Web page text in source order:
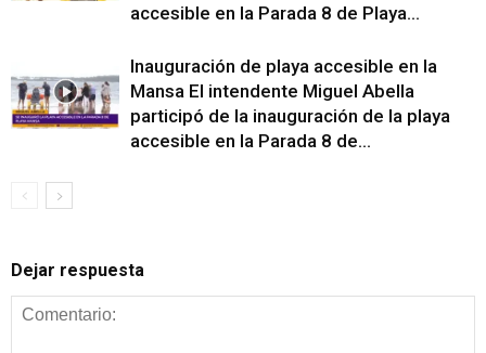
accesible en la Parada 8 de Playa...
Inauguración de playa accesible en la
Mansa El intendente Miguel Abella
participó de la inauguración de la playa
accesible en la Parada 8 de...
Dejar respuesta